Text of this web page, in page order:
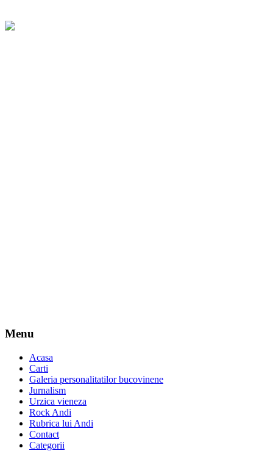
Menu
Acasa
Carti
Galeria personalitatilor bucovinene
Jurnalism
Urzica vieneza
Rock Andi
Rubrica lui Andi
Contact
Categorii